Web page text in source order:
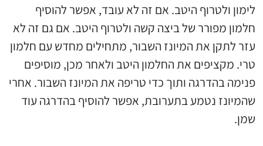
לימון ולטרוף היטב. אם זה לא עובד, אפשר להוסיף
חלמון מפורר של ביצה קשה ולטרוף היטב. אם גם זה לא
עזר לתקן את המיונז השבור, מתחילים מחדש עם חלמון
טרי. מקציפים את החלמון היטב ולאחר מכן, מוסיפים
פנימה בהדרגה ותוך כדי טריפה את המיונז השבור. אחרי
שהמיונז נטמע בתערובת, אפשר להוסיף בהדרגה עוד
שמן.